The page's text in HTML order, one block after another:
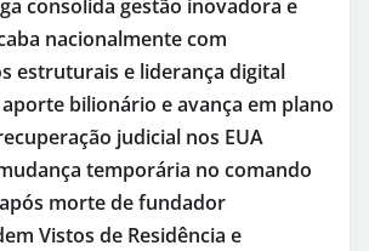
consolida gestão inovadora e
nacionalmente com
estruturais e liderança digital
bilionário e avança em plano
judicial nos EUA
temporária no comando
morte de fundador
Vistos de Residência e